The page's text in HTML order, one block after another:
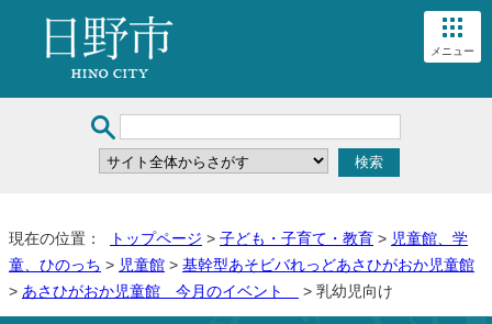
メニュー
現在の位置： トップページ > 子ども・子育て・教育 > 児童館、学
童、ひのっち > 児童館 > 基幹型あそビバれっどあさひがおか児童館
> あさひがおか児童館 今月のイベント > 乳幼児向け